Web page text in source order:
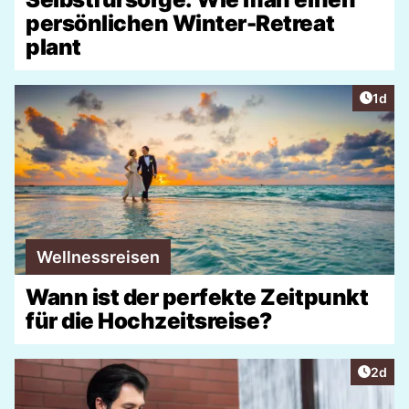
persönlichen Winter-Retreat
plant
1d
Wellnessreisen
Wann ist der perfekte Zeitpunkt
für die Hochzeitsreise?
2d